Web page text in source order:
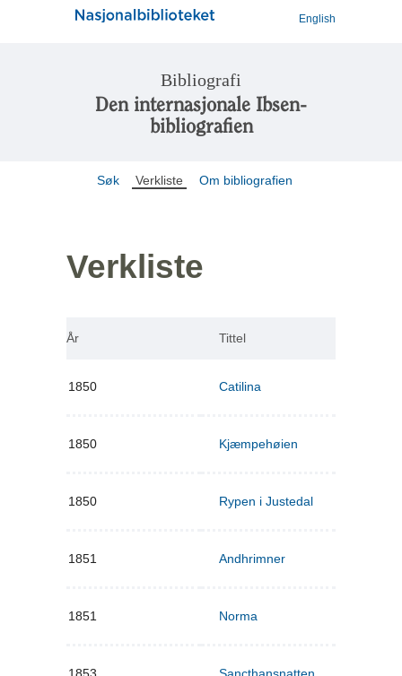
English
Bibliografi
Den internasjonale Ibsen-
bibliografien
Søk Verkliste Om bibliografien
Verkliste
År Tittel
1850 Catilina
1850 Kjæmpehøien
1850 Rypen i Justedal
1851 Andhrimner
1851 Norma
1853 Sancthansnatten